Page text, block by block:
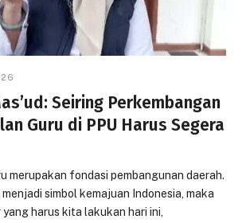
Seiring Perkembangan
Guru di PPU Harus Segera
merupakan fondasi pembangunan daerah.
simbol kemajuan Indonesia, maka
harus kita lakukan hari ini,